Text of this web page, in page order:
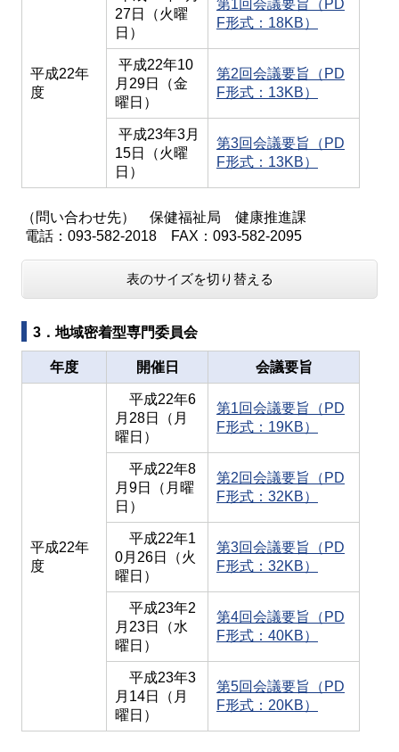
平成22年
度
27日（火曜
日）
第1回会議要旨（PD
F形式：18KB）
平成22年10
月29日（金
曜日）
第2回会議要旨（PD
F形式：13KB）
平成23年3月
15日（火曜
日）
第3回会議要旨（PD
F形式：13KB）
（問い合わせ先） 保健福祉局 健康推進課
電話：093-582-2018 FAX：093-582-2095
表のサイズを切り替える
3．地域密着型専門委員会
年度 開催日 会議要旨
平成22年
度
平成22年6
月28日（月
曜日）
第1回会議要旨（PD
F形式：19KB）
平成22年8
月9日（月曜
日）
第2回会議要旨（PD
F形式：32KB）
平成22年1
0月26日（火
曜日）
第3回会議要旨（PD
F形式：32KB）
平成23年2
月23日（水
曜日）
第4回会議要旨（PD
F形式：40KB）
平成23年3
月14日（月
曜日）
第5回会議要旨（PD
F形式：20KB）